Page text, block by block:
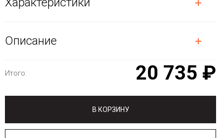
Описание
Итого: 20 735 ₽
В КОРЗИНУ